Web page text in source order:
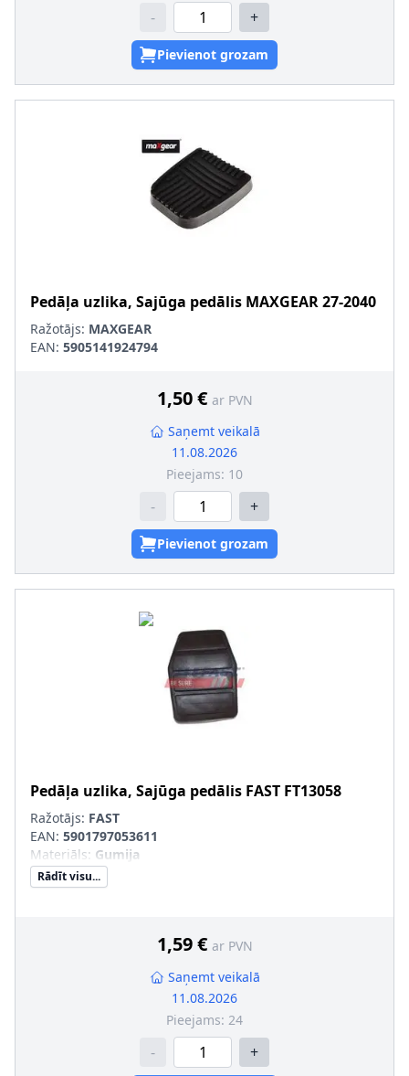
- +
Pievienot grozam
Pedāļa uzlika, Sajūga pedālis MAXGEAR27-2040
Ražotājs: MAXGEAR
EAN: 5905141924794
1,50 € ar PVN
Saņemt veikalā
11.08.2026
Pieejams: 10
- +
Pievienot grozam
Pedāļa uzlika, Sajūga pedālis FAST FT13058
Ražotājs: FAST
EAN: 5901797053611
Materiāls: Gumija
Rādīt visu...
1,59 € ar PVN
Saņemt veikalā
11.08.2026
Pieejams: 24
- +